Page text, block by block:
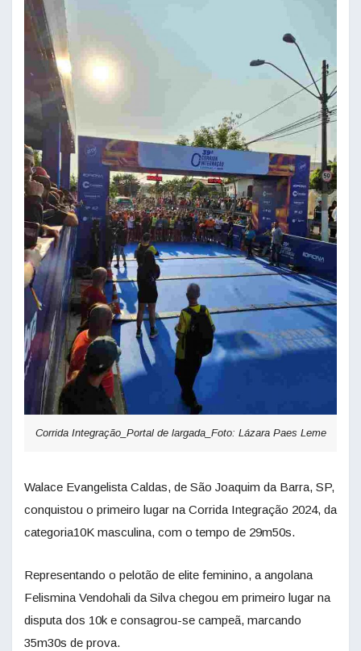
Corrida Integração_Portal de largada_Foto: Lázara Paes Leme
Walace Evangelista Caldas, de São Joaquim da Barra, SP,
conquistou o primeiro lugar na Corrida Integração 2024, da
categoria10K masculina, com o tempo de 29m50s.
Representando o pelotão de elite feminino, a angolana
Felismina Vendohali da Silva chegou em primeiro lugar na
disputa dos 10k e consagrou-se campeã, marcando
35m30s de prova.